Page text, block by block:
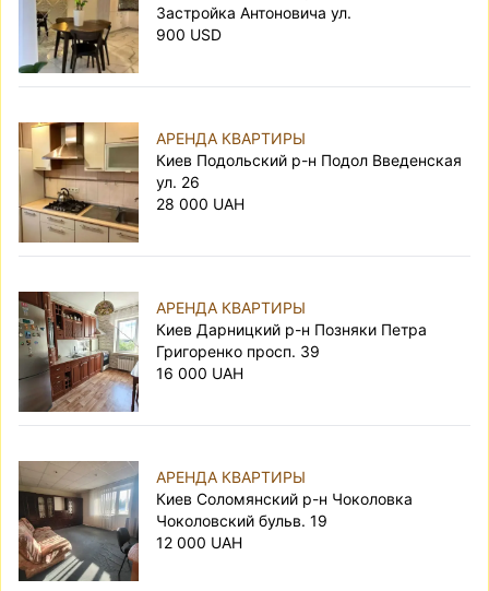
Застройка Антоновича ул.
900 USD
АРЕНДА КВАРТИРЫ
Киев Подольский р-н Подол Введенская
ул. 26
28 000 UAH
АРЕНДА КВАРТИРЫ
Киев Дарницкий р-н Позняки Петра
Григоренко просп. 39
16 000 UAH
АРЕНДА КВАРТИРЫ
Киев Соломянский р-н Чоколовка
Чоколовский бульв. 19
12 000 UAH